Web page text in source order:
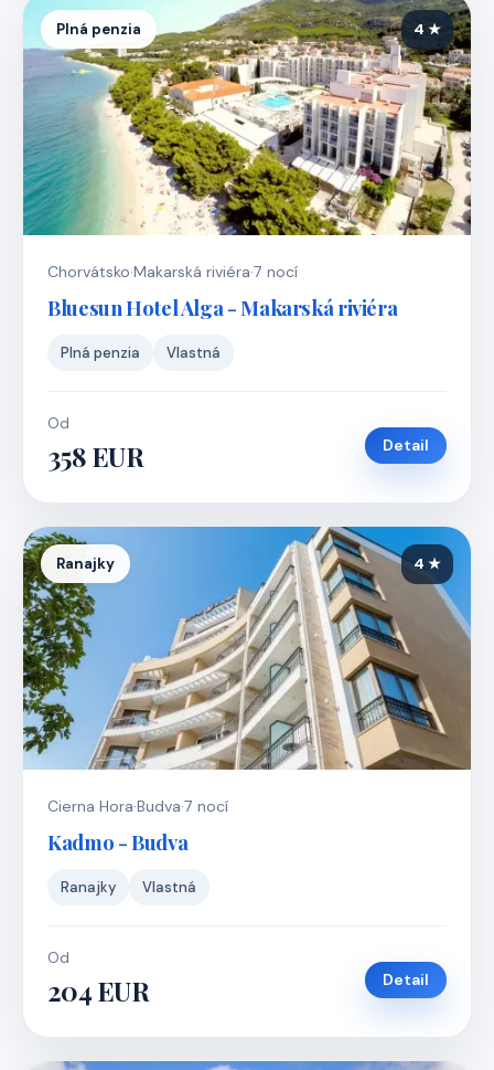
Plná penzia 4 ★
Chorvátsko·Makarská riviéra·7 nocí
Bluesun Hotel Alga - Makarská riviéra
Plná penzia Vlastná
Od
358 EUR Detail
Ranajky 4 ★
Cierna Hora·Budva·7 nocí
Kadmo - Budva
Ranajky Vlastná
Od
204 EUR Detail